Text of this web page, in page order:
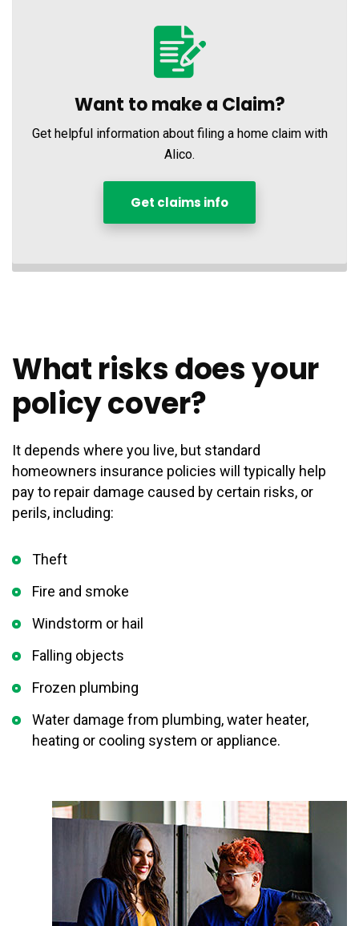
Want to make a Claim?
Get helpful information about filing a home claim with
Alico.
Get claims info
What risks does your
policy cover?
It depends where you live, but standard
homeowners insurance policies will typically help
pay to repair damage caused by certain risks, or
perils, including:
Theft
Fire and smoke
Windstorm or hail
Falling objects
Frozen plumbing
Water damage from plumbing, water heater,
heating or cooling system or appliance.